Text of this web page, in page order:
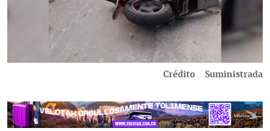
Crédito Suministrada